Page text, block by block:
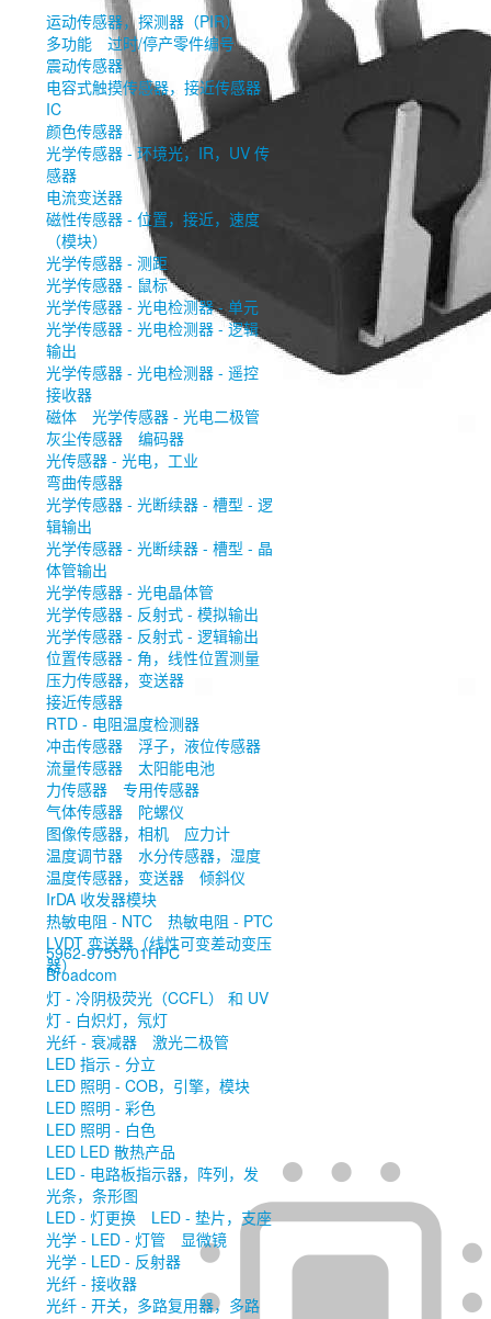
运动传感器，探测器（PIR）
多功能
过时/停产零件编号
震动传感器
电容式触摸传感器，接近传感器
IC
颜色传感器
光学传感器 - 环境光，IR，UV 传
感器
电流变送器
磁性传感器 - 位置，接近，速度
（模块）
光学传感器 - 测距
光学传感器 - 鼠标
光学传感器 - 光电检测器 - 单元
光学传感器 - 光电检测器 - 逻辑
输出
光学传感器 - 光电检测器 - 遥控
接收器
磁体
光学传感器 - 光电二极管
灰尘传感器
编码器
光传感器 - 光电，工业
弯曲传感器
光学传感器 - 光断续器 - 槽型 - 逻
辑输出
光学传感器 - 光断续器 - 槽型 - 晶
体管输出
光学传感器 - 光电晶体管
光学传感器 - 反射式 - 模拟输出
光学传感器 - 反射式 - 逻辑输出
位置传感器 - 角，线性位置测量
压力传感器，变送器
接近传感器
RTD - 电阻温度检测器
冲击传感器
浮子，液位传感器
流量传感器
太阳能电池
力传感器
专用传感器
气体传感器
陀螺仪
图像传感器，相机
应力计
温度调节器
水分传感器，湿度
温度传感器，变送器
倾斜仪
IrDA 收发器模块
热敏电阻 - NTC
热敏电阻 - PTC
LVDT 变送器（线性可变差动变压
器）
灯 - 冷阴极荧光（CCFL） 和 UV
灯 - 白炽灯，氖灯
光纤 - 衰减器
激光二极管
LED 指示 - 分立
LED 照明 - COB，引擎，模块
LED 照明 - 彩色
LED 照明 - 白色
LED LED 散热产品
LED - 电路板指示器，阵列，发
光条，条形图
LED - 灯更换
LED - 垫片，支座
光学 - LED - 灯管
显微镜
光学 - LED - 反射器
光纤 - 接收器
光纤 - 开关，多路复用器，多路
5962-9755701HPC
Broadcom